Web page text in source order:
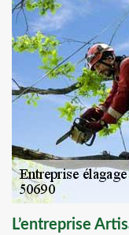
L’entreprise